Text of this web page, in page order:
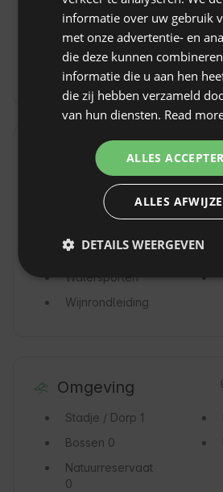
Stromend water
Geen voorzieningen voor
beperking
Beschikbare
Bezienswaardigheden
Fietsroutes
Kajakken
Watersporten
Wijnrondleiding
Omgeving
Stadje / Dorp 1
Bossen 0
Natuurreservaat
0
informatie over uw gebruik
met onze advertentie- en
die deze kunnen
informatie die u aan hen
die zij hebben verzameld
van hun diensten. Read
ALLES
ALLES
DETAILS WEERGEVEN